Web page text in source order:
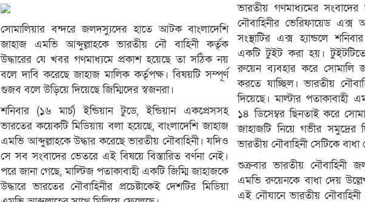
সোমালিয়ার বন্দরে জলদস্যুদের হাতে আটক বাংলাদেশি
জাহাজ এমভি আব্দুল্লাহকে ভারতীয় নৌ বাহিনী কর্তৃক
উদ্ধারের যে খবর গণমাধ্যমে প্রকাশ হয়েছে তা সঠিক নয়
বলে দাবি করেছে জাহাজ মালিক কর্তৃপক্ষ। বিষয়টি সম্পূর্ণ
গুজব বলে উড়িয়ে দিয়েছে জিম্মিদের স্বজনরা।
শনিবার (১৬ মার্চ) ইন্ডিয়ান টুডে, ইন্ডিয়ান একপ্রেসসহ
ভারতের কয়েকটি মিডিয়ায় বলা হয়েছে, বাংলাদেশি জাহাজ
এমভি আব্দুল্লাহকে উদ্ধার করেছে ভারতীয় নৌবাহিনী। যদিও
সে সব সংবাদের ভেতরে এই বিষয়ে বিস্তারিত বর্ণনা নেই।
পরে জানা গেছে, মাল্টিজ পতাকাবাহী একটি জিম্মি জাহাজকে
উদ্ধারে ভারতের নৌবাহিনীর প্রচেষ্টাকেই দেশটির মিডিয়া
ভারতীয় গণমাধ্যমের
নৌবাহিনীর ভেরিফায়েড এক্স
সংস্থাটির এক্স হ্যান্ডলে
একটি টুইট করা হয়।
রুয়েন ব্যবহার করে সোমালি
করতে যাচ্ছিল। ভারতীয়
দিয়েছে। মাল্টার
১৪ ডিসেম্বর ছিনতাই করে
জাহাজটি নিয়ে গভীর সমুদ্রের
ভারতীয় নৌবাহিনী সেটিকে বাধা
শুক্রবার ভারতীয় নৌবাহিনী
এমভি রুয়েনকে বাধা দেয়
এই নৌযানে ভারতীয় নৌবাহিনী